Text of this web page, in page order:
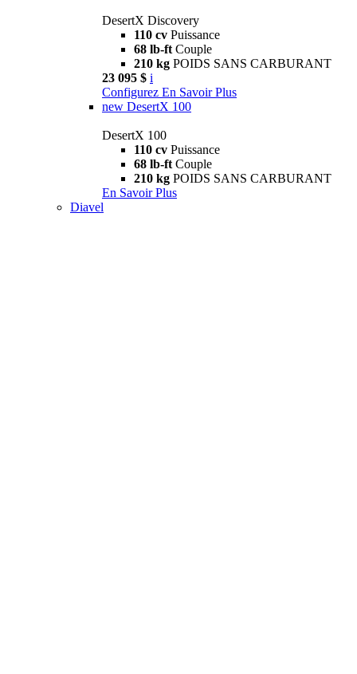
DesertX Discovery
110 cv Puissance
68 lb-ft Couple
210 kg POIDS SANS CARBURANT
23 095 $ i
Configurez En Savoir Plus
new DesertX 100
DesertX 100
110 cv Puissance
68 lb-ft Couple
210 kg POIDS SANS CARBURANT
En Savoir Plus
Diavel